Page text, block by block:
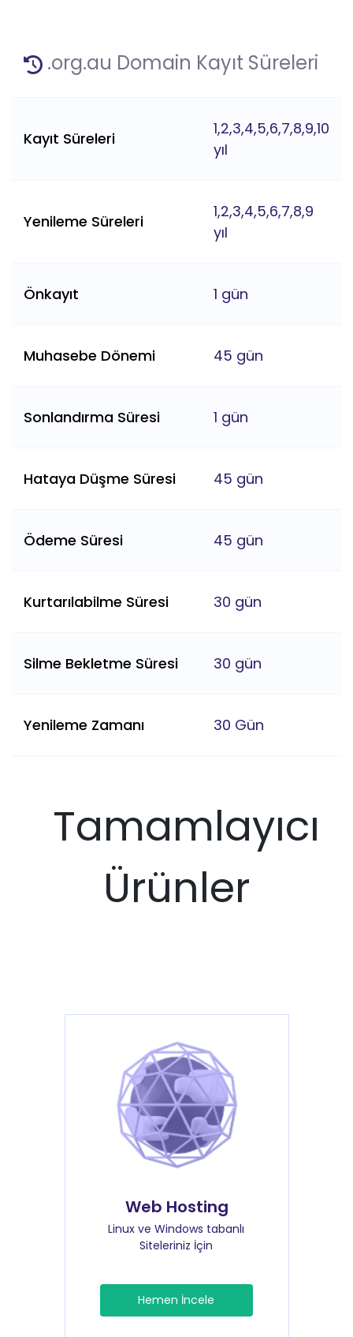
.org.au Domain Kayıt Süreleri
Kayıt Süreleri
1,2,3,4,5,6,7,8,9,10
yıl
Yenileme Süreleri
1,2,3,4,5,6,7,8,9
yıl
Önkayıt 1 gün
Muhasebe Dönemi 45 gün
Sonlandırma Süresi 1 gün
Hataya Düşme Süresi 45 gün
Ödeme Süresi 45 gün
Kurtarılabilme Süresi 30 gün
Silme Bekletme Süresi 30 gün
Yenileme Zamanı 30 Gün
Tamamlayıcı
Ürünler
Web Hosting
Linux ve Windows tabanlı
Siteleriniz İçin
Hemen İncele